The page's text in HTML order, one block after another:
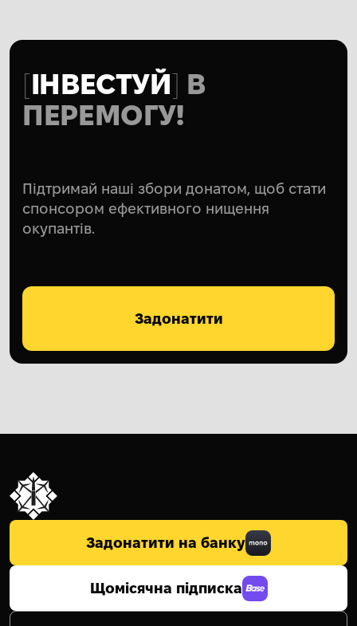
ІНВЕСТУЙ В
ПЕРЕМОГУ!
Підтримай наші збори донатом, щоб стати
спонсором ефективного нищення
окупантів.
Задонатити
Задонатити на банку
Щомісячна підписка